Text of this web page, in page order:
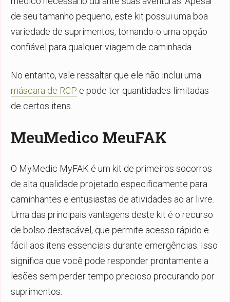
de seu tamanho pequeno, este kit possui uma boa
variedade de suprimentos, tornando-o uma opção
confiável para qualquer viagem de caminhada.
No entanto, vale ressaltar que ele não inclui uma
máscara de RCP e pode ter quantidades limitadas
de certos itens.
MeuMedico MeuFAK
O MyMedic MyFAK é um kit de primeiros socorros
de alta qualidade projetado especificamente para
caminhantes e entusiastas de atividades ao ar livre.
Uma das principais vantagens deste kit é o recurso
de bolso destacável, que permite acesso rápido e
fácil aos itens essenciais durante emergências. Isso
significa que você pode responder prontamente a
lesões sem perder tempo precioso procurando por
suprimentos.